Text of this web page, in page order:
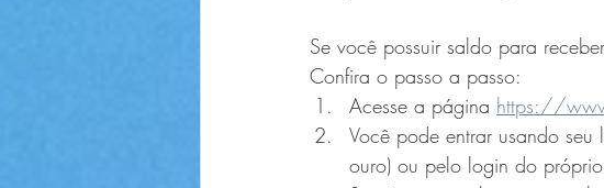
Se você possuir saldo para
Confira o passo a passo:
Acesse a página https://
Você pode entrar usando seu
ouro) ou pelo login do